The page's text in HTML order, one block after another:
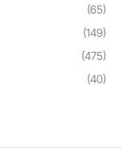
(65)
(149)
(475)
(40)